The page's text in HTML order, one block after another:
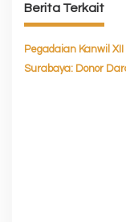
s
i
p
Berita Terkait
Pegadaian Kanwil XII
Surabaya: Donor